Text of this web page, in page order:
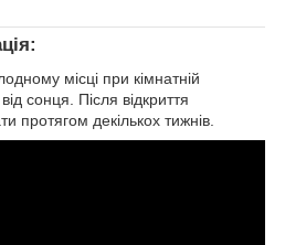
місці при кімнатній
сонця. Після відкриття
протягом декількох тижнів.